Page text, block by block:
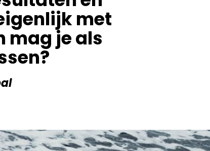
met
mag je als